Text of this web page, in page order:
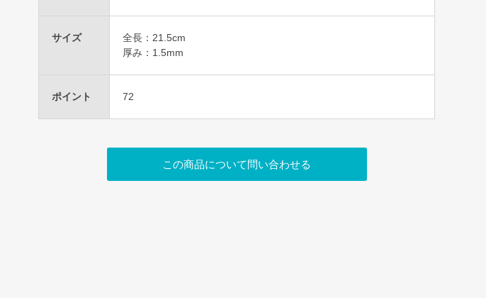
サイズ
全長：21.5cm
厚み：1.5mm
ポイント 72
この商品について問い合わせる